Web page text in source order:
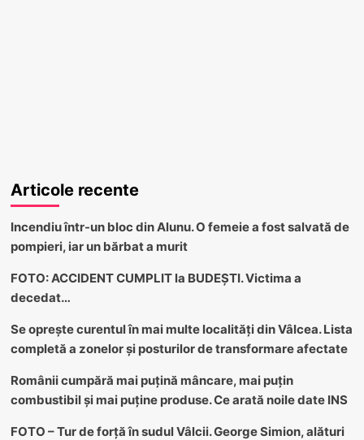
Articole recente
Incendiu într-un bloc din Alunu. O femeie a fost salvată de
pompieri, iar un bărbat a murit
FOTO: ACCIDENT CUMPLIT la BUDEȘTI. Victima a
decedat…
Se oprește curentul în mai multe localități din Vâlcea. Lista
completă a zonelor și posturilor de transformare afectate
Românii cumpără mai puțină mâncare, mai puțin
combustibil și mai puține produse. Ce arată noile date INS
FOTO – Tur de forță în sudul Vâlcii. George Simion, alături